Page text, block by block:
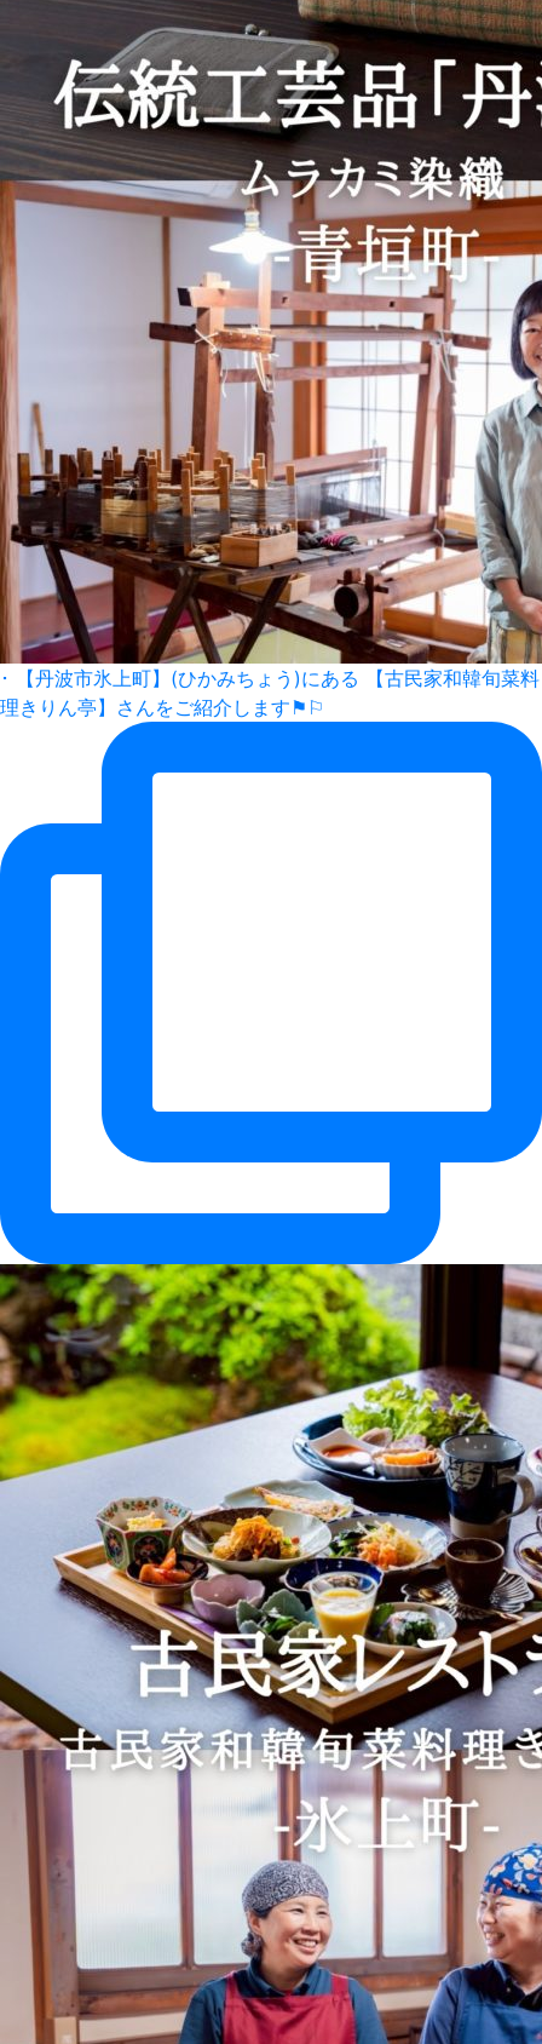
･ 【丹波市氷上町】(ひかみちょう)にある 【古民家和韓旬菜料
理きりん亭】さんをご紹介します⚑⚐